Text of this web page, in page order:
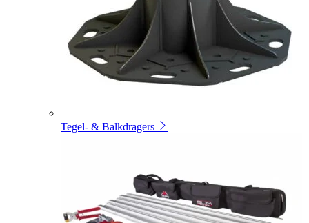
Tegel- & Balkdragers